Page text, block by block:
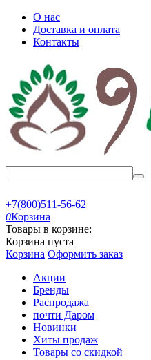
О нас
Доставка и оплата
Контакты
+7(800)511-56-62
0Корзина
Товары в корзине:
Корзина пуста
Корзина Оформить заказ
Акции
Бренды
Распродажа
почти Даром
Новинки
Хиты продаж
Товары со скидкой